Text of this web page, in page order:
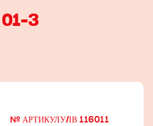
3
№ АРТИКУЛУ/ІВ 116011